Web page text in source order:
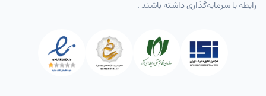
رابطه با سرمایه‌گذاری داشته باشند .